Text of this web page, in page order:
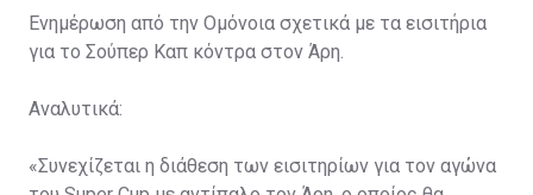
Ενημέρωση από την Ομόνοια σχετικά με τα εισιτήρια
για το Σούπερ Καπ κόντρα στον Άρη.
Αναλυτικά:
«Συνεχίζεται η διάθεση των εισιτηρίων για τον αγώνα